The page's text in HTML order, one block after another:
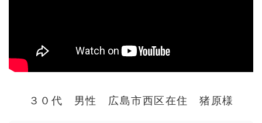
３０代 男性 広島市西区在住 猪原様